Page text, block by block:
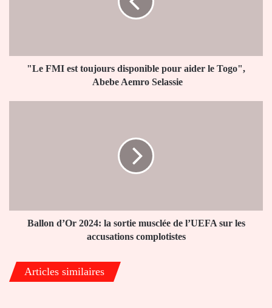
Togo",
Abebe"Le FMI est toujours disponible pour aider le Togo",
Abebe Aemro Selassie
sur
Ballon d’Or 2024: la sortie musclée de l’UEFA sur les
accusations complotistes
Articles similaires